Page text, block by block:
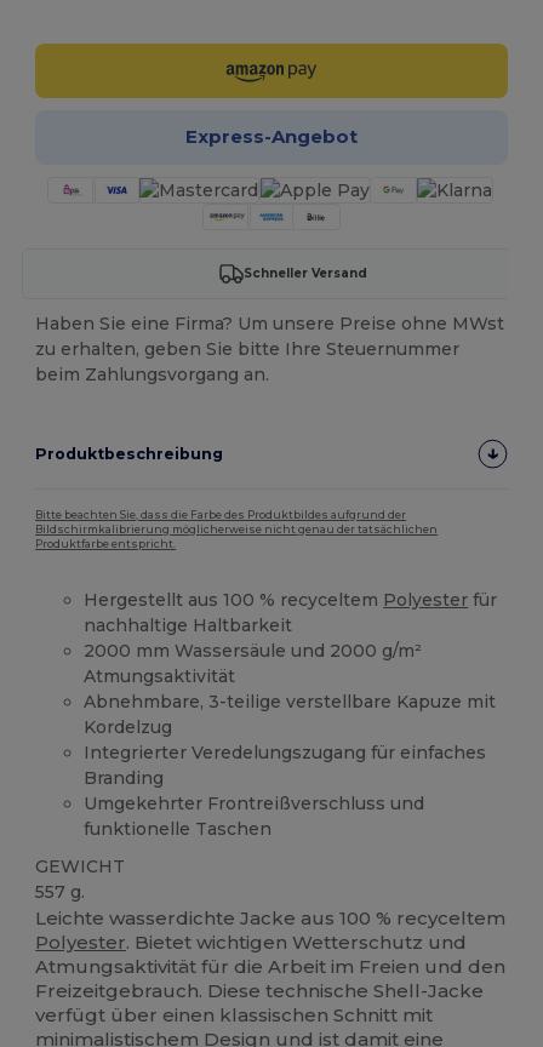
Express-Angebot
Schneller Versand
Haben Sie eine Firma? Um unsere Preise ohne MWst
zu erhalten, geben Sie bitte Ihre Steuernummer
beim Zahlungsvorgang an.
Produktbeschreibung
Bitte beachten Sie, dass die Farbe des Produktbildes aufgrund der
Bildschirmkalibrierung möglicherweise nicht genau der tatsächlichen
Produktfarbe entspricht.
Hergestellt aus 100 % recyceltem Polyester für
nachhaltige Haltbarkeit
2000 mm Wassersäule und 2000 g/m²
Atmungsaktivität
Abnehmbare, 3-teilige verstellbare Kapuze mit
Kordelzug
Integrierter Veredelungszugang für einfaches
Branding
Umgekehrter Frontreißverschluss und
funktionelle Taschen
GEWICHT
557 g.
Leichte wasserdichte Jacke aus 100 % recyceltem
Polyester. Bietet wichtigen Wetterschutz und
Atmungsaktivität für die Arbeit im Freien und den
Freizeitgebrauch. Diese technische Shell-Jacke
verfügt über einen klassischen Schnitt mit
minimalistischem Design und ist damit eine